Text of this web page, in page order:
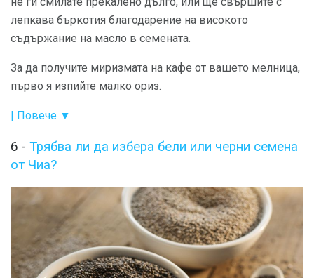
лепкава бъркотия благодарение на високото
съдържание на масло в семената.
За да получите миризмата на кафе от вашето мелница,
първо я изпийте малко ориз.
| Повече ▼
6 - Трябва ли да избера бели или черни семена
от Чиа?